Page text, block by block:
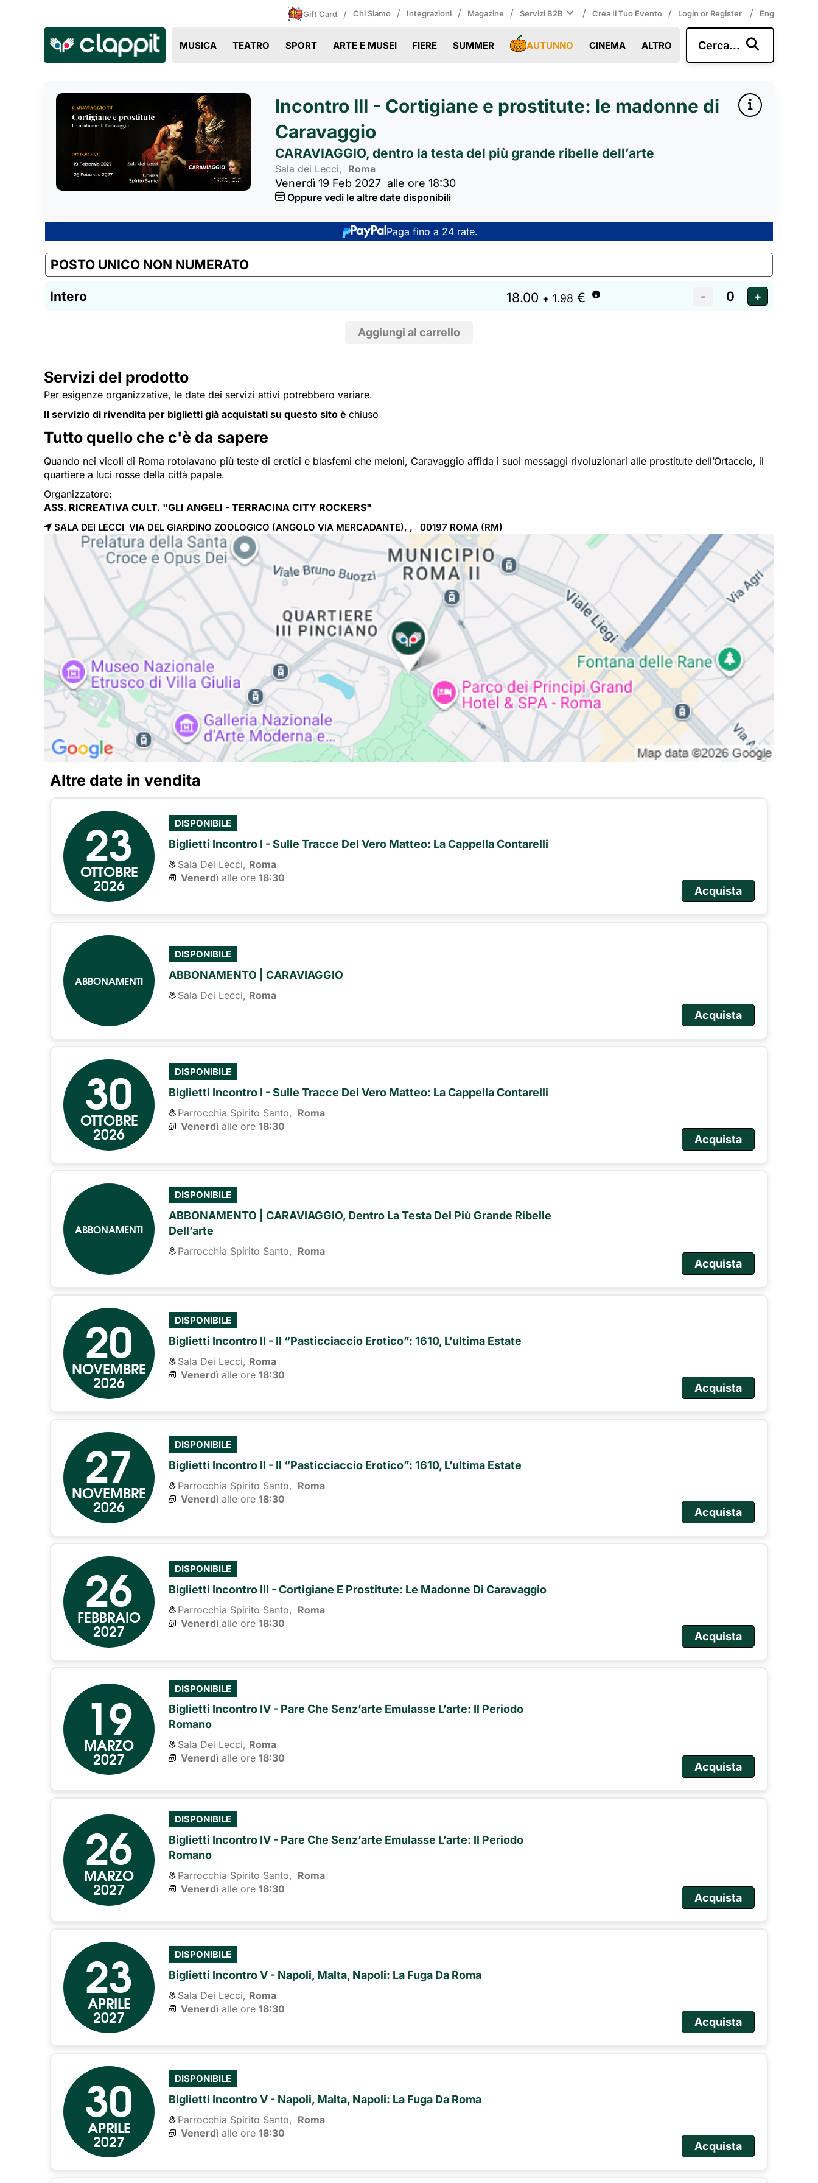
Gift Card / Chi Siamo / Integrazioni / Magazine / Servizi B2B / Crea Il Tuo Evento / Login or Register / Eng
MUSICA TEATRO SPORT ARTE E MUSEI FIERE SUMMER AUTUNNO CINEMA ALTRO Cerca...
Incontro III - Cortigiane e prostitute: le madonne di
Caravaggio
CARAVIAGGIO, dentro la testa del più grande ribelle dell’arte
Sala dei Lecci, Roma
Venerdì 19 Feb 2027 alle ore 18:30
Oppure vedi le altre date disponibili
Paga fino a 24 rate.
POSTO UNICO NON NUMERATO
Intero 18.00 + 1.98 €
Servizi del prodotto
Per esigenze organizzative, le date dei servizi attivi potrebbero variare.
Il servizio di rivendita per biglietti già acquistati su questo sito è chiuso
Tutto quello che c'è da sapere
Quando nei vicoli di Roma rotolavano più teste di eretici e blasfemi che meloni, Caravaggio affida i suoi messaggi rivoluzionari alle prostitute dell’Ortaccio, il
quartiere a luci rosse della città papale.
Organizzatore:
ASS. RICREATIVA CULT. "GLI ANGELI - TERRACINA CITY ROCKERS"
SALA DEI LECCI VIA DEL GIARDINO ZOOLOGICO (ANGOLO VIA MERCADANTE), , 00197 ROMA (RM)
Altre date in vendita
23
OTTOBRE
2026
DISPONIBILE
Biglietti Incontro I - Sulle Tracce Del Vero Matteo: La Cappella Contarelli
Sala Dei Lecci, Roma
Venerdìalle ore 18:30
Acquista
ABBONAMENTI
DISPONIBILE
ABBONAMENTO | CARAVIAGGIO
Sala Dei Lecci, Roma
Acquista
30
OTTOBRE
2026
DISPONIBILE
Biglietti Incontro I - Sulle Tracce Del Vero Matteo: La Cappella Contarelli
Parrocchia Spirito Santo, Roma
Venerdìalle ore 18:30
Acquista
ABBONAMENTI
DISPONIBILE
ABBONAMENTO | CARAVIAGGIO, Dentro La Testa Del Più Grande Ribelle
Dell’arte
Parrocchia Spirito Santo, Roma
Acquista
20
NOVEMBRE
2026
DISPONIBILE
Biglietti Incontro II - Il “pasticciaccio Erotico”: 1610, L’ultima Estate
Sala Dei Lecci, Roma
Venerdìalle ore 18:30
Acquista
27
NOVEMBRE
2026
DISPONIBILE
Biglietti Incontro II - Il “pasticciaccio Erotico”: 1610, L’ultima Estate
Parrocchia Spirito Santo, Roma
Venerdìalle ore 18:30
Acquista
26
FEBBRAIO
2027
DISPONIBILE
Biglietti Incontro III - Cortigiane E Prostitute: Le Madonne Di Caravaggio
Parrocchia Spirito Santo, Roma
Venerdìalle ore 18:30
Acquista
19
MARZO
2027
DISPONIBILE
Biglietti Incontro IV - Pare Che Senz’arte Emulasse L’arte: Il Periodo
Romano
Sala Dei Lecci, Roma
Venerdìalle ore 18:30
Acquista
26
MARZO
2027
DISPONIBILE
Biglietti Incontro IV - Pare Che Senz’arte Emulasse L’arte: Il Periodo
Romano
Parrocchia Spirito Santo, Roma
Venerdìalle ore 18:30
Acquista
23
APRILE
2027
DISPONIBILE
Biglietti Incontro V - Napoli, Malta, Napoli: La Fuga Da Roma
Sala Dei Lecci, Roma
Venerdìalle ore 18:30
Acquista
30
APRILE
2027
DISPONIBILE
Biglietti Incontro V - Napoli, Malta, Napoli: La Fuga Da Roma
Parrocchia Spirito Santo, Roma
Venerdìalle ore 18:30
Acquista